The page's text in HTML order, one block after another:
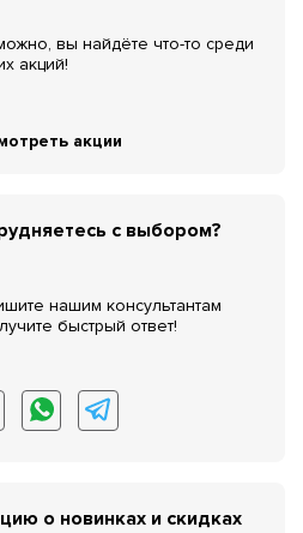
вы найдёте что-то среди
акций!
акции
с выбором?
нашим консультантам
быстрый ответ!
о новинках и скидках